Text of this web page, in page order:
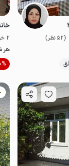
(52 نظر)
2 خوابه . 75 متر . تا 10 مهمان
هر
10%